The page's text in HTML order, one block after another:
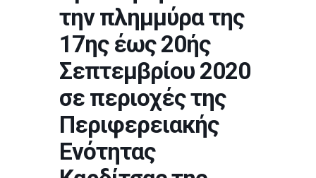
την πλημμύρα της
17ης έως 20ής
Σεπτεμβρίου 2020
σε περιοχές της
Περιφερειακής
Ενότητας